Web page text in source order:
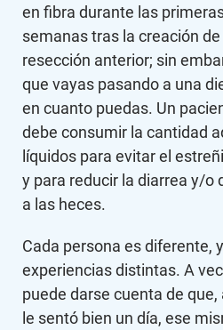
en fibra durante las
semanas tras la creación
resección anterior; sin
que vayas pasando a una
en cuanto puedas. Un
debe consumir la cantidad
líquidos para evitar el
y para reducir la diarrea y/o
a las heces.
Cada persona es diferente,
experiencias distintas. A
puede darse cuenta de
le sentó bien un día, ese